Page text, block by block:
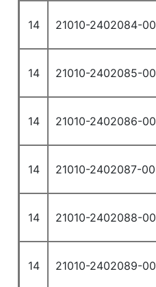
14 21010-2402084-00
14 21010-2402085-00
14 21010-2402086-00
14 21010-2402087-00
14 21010-2402088-00
14 21010-2402089-00